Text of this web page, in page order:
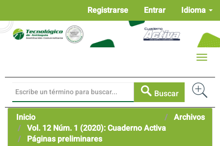
Contenido
principal
Idioma
Registrarse Entrar
Buscar
Toggle
Inicio
Archivos
Vol. 12 Núm. 1 (2020): Cuaderno Activa
Páginas preliminares